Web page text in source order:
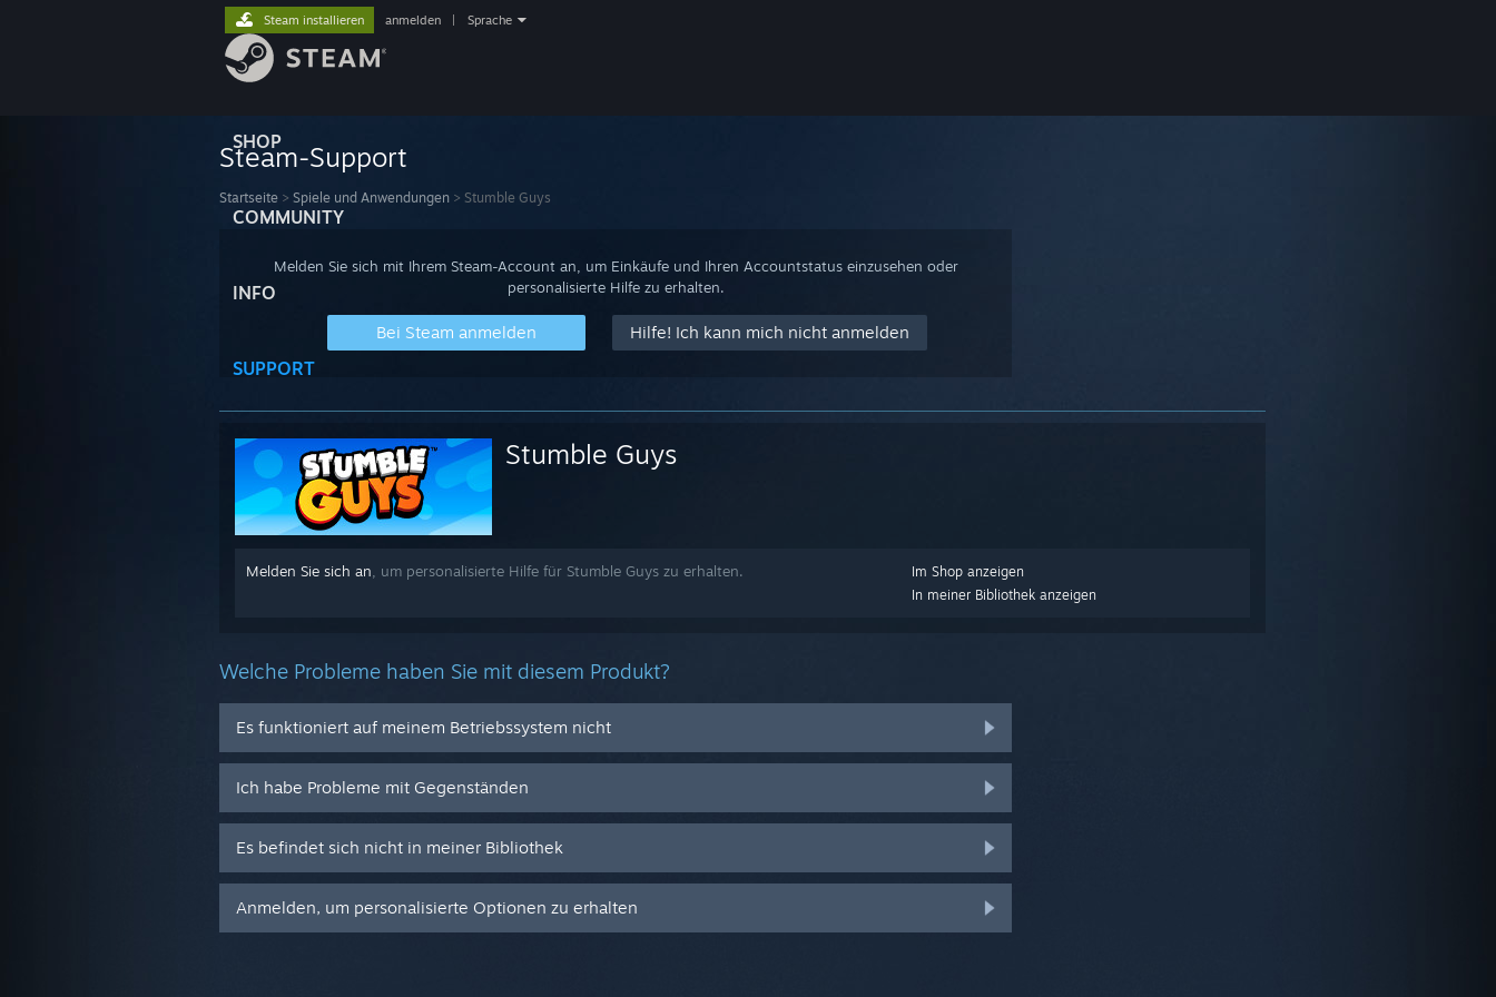
SHOP
COMMUNITY
INFO
SUPPORT
Steam installieren anmelden Sprache
Steam-Support
Startseite > Spiele und Anwendungen > Stumble Guys
Melden Sie sich mit Ihrem Steam-Account an, um Einkäufe und Ihren Accountstatus einzusehen oder
personalisierte Hilfe zu erhalten.
Bei Steam anmelden Hilfe! Ich kann mich nicht anmelden
Stumble Guys
Im Shop anzeigen
In meiner Bibliothek anzeigen
Melden Sie sich an , um personalisierte Hilfe für Stumble Guys zu erhalten.
Welche Probleme haben Sie mit diesem Produkt?
Es funktioniert auf meinem Betriebssystem nicht
Ich habe Probleme mit Gegenständen
Es befindet sich nicht in meiner Bibliothek
Anmelden, um personalisierte Optionen zu erhalten